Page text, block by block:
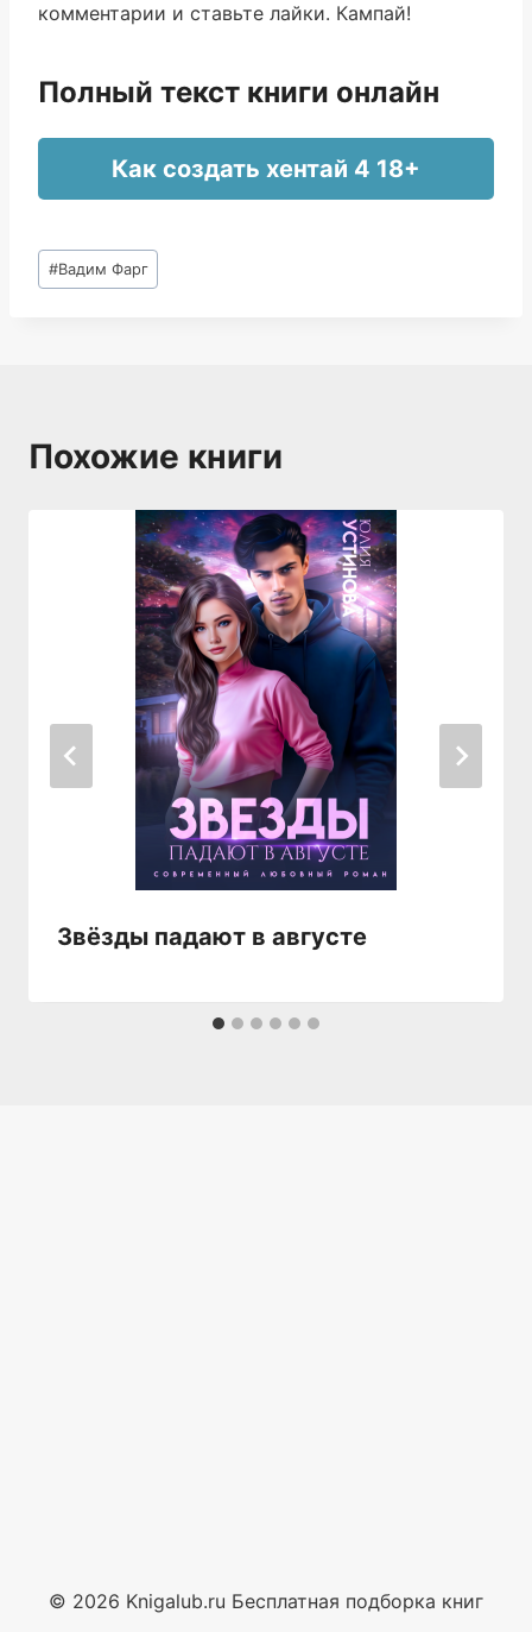
комментарии и ставьте лайки. Кампай!
Полный текст книги онлайн
Как создать хентай 4 18+
Метки
записи:
#Вадим Фарг
Похожие книги
Звёзды падают в августе
© 2026 Knigalub.ru Бесплатная подборка книг